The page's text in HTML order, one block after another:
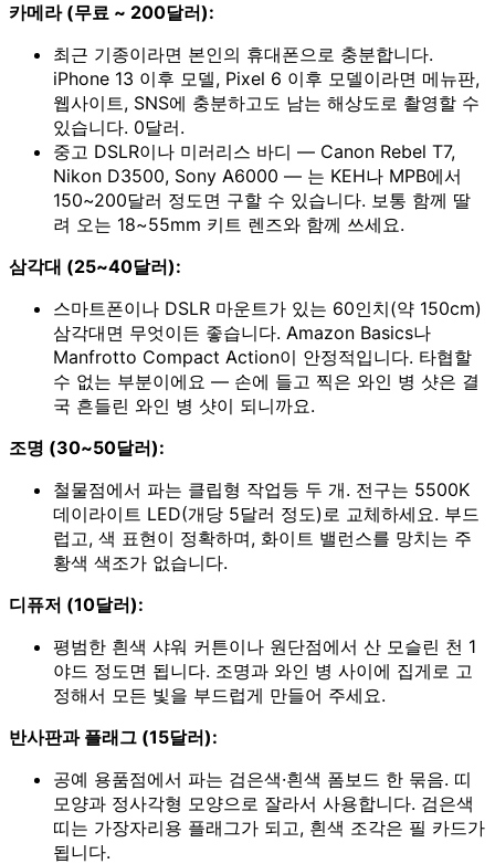
카메라 (무료 ~ 200달러):
최근 기종이라면 본인의 휴대폰으로 충분합니다.
iPhone 13 이후 모델, Pixel 6 이후 모델이라면 메뉴판,
웹사이트, SNS에 충분하고도 남는 해상도로 촬영할 수
있습니다. 0달러.
중고 DSLR이나 미러리스 바디 — Canon Rebel T7,
Nikon D3500, Sony A6000 — 는 KEH나 MPB에서
150~200달러 정도면 구할 수 있습니다. 보통 함께 딸
려 오는 18~55mm 키트 렌즈와 함께 쓰세요.
삼각대 (25~40달러):
스마트폰이나 DSLR 마운트가 있는 60인치(약 150cm)
삼각대면 무엇이든 좋습니다. Amazon Basics나
Manfrotto Compact Action이 안정적입니다. 타협할
수 없는 부분이에요 — 손에 들고 찍은 와인 병 샷은 결
국 흔들린 와인 병 샷이 되니까요.
조명 (30~50달러):
철물점에서 파는 클립형 작업등 두 개. 전구는 5500K
데이라이트 LED(개당 5달러 정도)로 교체하세요. 부드
럽고, 색 표현이 정확하며, 화이트 밸런스를 망치는 주
황색 색조가 없습니다.
디퓨저 (10달러):
평범한 흰색 샤워 커튼이나 원단점에서 산 모슬린 천 1
야드 정도면 됩니다. 조명과 와인 병 사이에 집게로 고
정해서 모든 빛을 부드럽게 만들어 주세요.
반사판과 플래그 (15달러):
공예 용품점에서 파는 검은색·흰색 폼보드 한 묶음. 띠
모양과 정사각형 모양으로 잘라서 사용합니다. 검은색
띠는 가장자리용 플래그가 되고, 흰색 조각은 필 카드가
됩니다.